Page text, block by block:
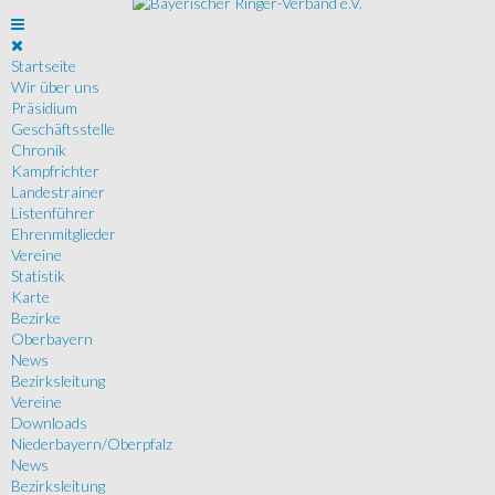
Startseite
Wir über uns
Präsidium
Geschäftsstelle
Chronik
Kampfrichter
Landestrainer
Listenführer
Ehrenmitglieder
Vereine
Statistik
Karte
Bezirke
Oberbayern
News
Bezirksleitung
Vereine
Downloads
Niederbayern/Oberpfalz
News
Bezirksleitung